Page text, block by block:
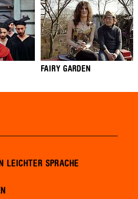
FAIRY GARDEN
LEICHTER SPRACHE